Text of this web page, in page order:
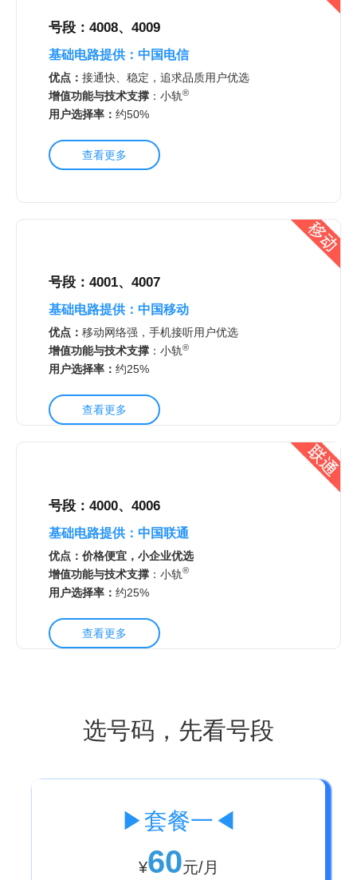
号段：4008、4009
基础电路提供： 中国电信
优点： 接通快、稳定，追求品质用户优选
增值功能与技术支撑 ： 小轨®
用户选择率： 约50%
查看更多
号段：4001、4007
基础电路提供：中国移动
优点： 移动网络强，手机接听用户优选
增值功能与技术支撑 ： 小轨®
用户选择率： 约25%
查看更多
号段：4000、4006
基础电路提供：中国联通
优点：价格便宜，小企业优选
增值功能与技术支撑 ： 小轨®
用户选择率： 约25%
查看更多
选号码，先看号段
▶套餐一◀
¥60元/月